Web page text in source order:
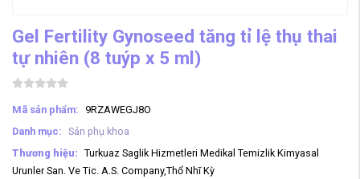
Gel Fertility Gynoseed tăng tỉ lệ thụ thai
tự nhiên (8 tuýp x 5 ml)
Mã sản phẩm:
9RZAWEGJ8O
Danh mục: Sản phụ khoa
Thương hiệu: Turkuaz Saglik Hizmetleri Medikal Temizlik Kimyasal
Urunler San. Ve Tic. A.S. Company,Thổ Nhĩ Kỳ